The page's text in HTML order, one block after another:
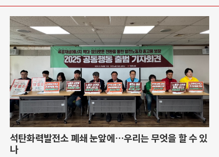
석탄화력발전소 폐쇄 눈앞에…우리는 무엇을 할 수 있
나